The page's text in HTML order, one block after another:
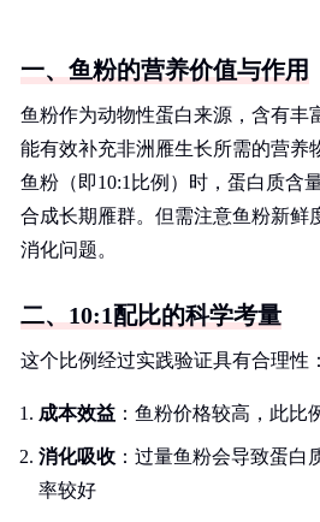
一、鱼粉的营养价值与作用
鱼粉作为动物性蛋白来源，含有丰
能有效补充非洲雁生长所需的营养
鱼粉（即10:1比例）时，蛋白质含
合成长期雁群。但需注意鱼粉新鲜
消化问题。
二、10:1配比的科学考量
这个比例经过实践验证具有合理性：
成本效益 ：鱼粉价格较高，此比
消化吸收 ：过量鱼粉会导致蛋白
率较好